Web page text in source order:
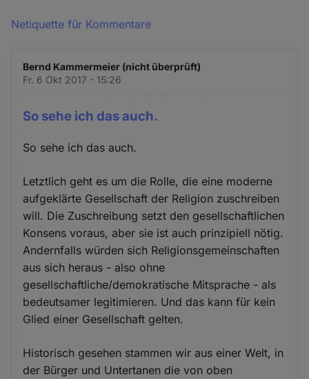
Netiquette für Kommentare
Bernd Kammermeier (nicht überprüft)
Fr. 6 Okt 2017 - 15:26
So sehe ich das auch.
So sehe ich das auch.
Letztlich geht es um die Rolle, die eine moderne
aufgeklärte Gesellschaft der Religion zuschreiben
will. Die Zuschreibung setzt den gesellschaftlichen
Konsens voraus, aber sie ist auch prinzipiell nötig.
Andernfalls würden sich Religionsgemeinschaften
aus sich heraus - also ohne
gesellschaftliche/demokratische Mitsprache - als
bedeutsamer legitimieren. Und das kann für kein
Glied einer Gesellschaft gelten.
Historisch gesehen stammen wir aus einer Welt, in
der Bürger und Untertanen die von oben